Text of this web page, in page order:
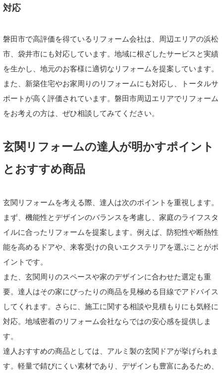
対応
磐田市で高評価を得ているリフォーム会社は、周辺エリアの浜松
市、袋井市にも対応しています。地域に根ざしたサービスと実績
を生かし、地元のお客様に適切なリフォームを提案しています。
また、新築住宅やお家周りのリフォームにも対応し、トータルサ
ポートが高く評価されています。磐田市周辺エリアでリフォーム
をお考えの方は、ぜひ相談してみてください。
玄関リフォームの達人が明かすポイント
とおすすめ商品
玄関リフォームを考える際、達人は次のポイントを重視します。
まず、機能性とデザインのバランスを考慮し、家庭のライフスタ
イルに合ったリフォームを提案します。例えば、防犯性や断熱性
能を高めるドアや、来客受けの良いエクステリアを選ぶことがポ
イントです。
また、玄関周りのスペースや家のデザインに合わせた選定も重
要。達人はその家にぴったりの商品を見極める目線でアドバイス
してくれます。さらに、施工に関する相談や見積もりにも気軽に
対応。地域密着のリフォーム会社ならではの安心感を提供しま
す。
達人おすすめの商品としては、アルミ製の玄関ドアが挙げられま
す。軽量で錆びにくい素材であり、デザインも豊富にあるため、